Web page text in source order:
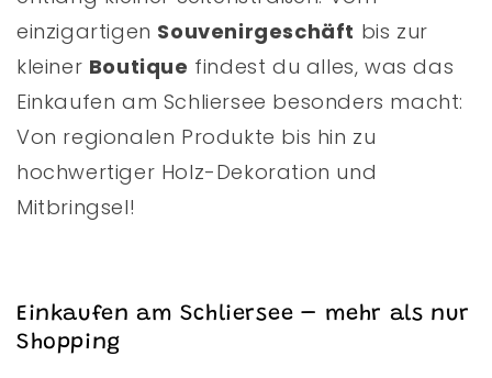
einzigartigen Souvenirgeschäft bis zur
kleiner Boutique findest du alles, was das
Einkaufen am Schliersee besonders macht:
Von regionalen Produkte bis hin zu
hochwertiger Holz-Dekoration und
Mitbringsel!
Einkaufen am Schliersee – mehr als nur
Shopping